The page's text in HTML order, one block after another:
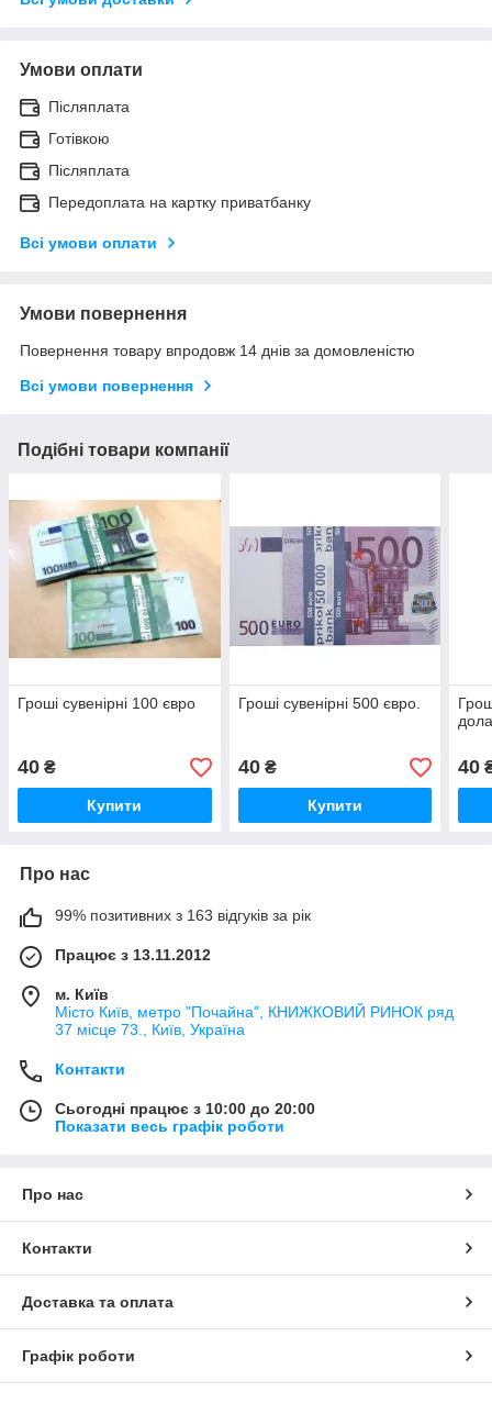
Умови оплати
Післяплата
Готівкою
Післяплата
Передоплата на картку приватбанку
Всі умови оплати
Умови повернення
Повернення товару впродовж 14 днів за домовленістю
Всі умови повернення
Подібні товари компанії
Гроші сувенірні 100 євро
40 ₴
Купити
Гроші сувенірні 500 євро.
40₴
Купити
40
Про нас
99% позитивних з 163 відгуків за рік
Працює з 13.11.2012
м. Київ
Місто Київ, метро "Почайна", КНИЖКОВИЙ РИНОК ряд
37 місце 73., Київ, Україна
Контакти
Сьогодні працює з 10:00 до 20:00
Показати весь графік роботи
Про нас
Контакти
Доставка та оплата
Графік роботи